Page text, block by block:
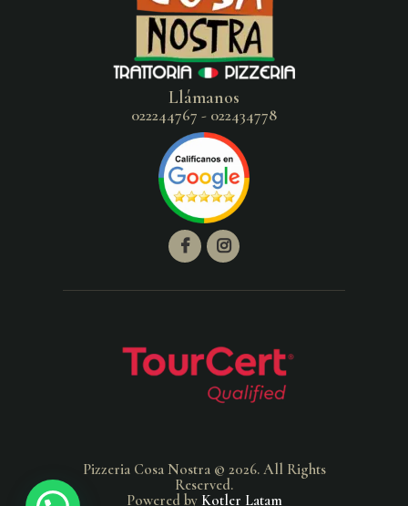
Llámanos
022244767 - 022434778
Pizzeria Cosa Nostra © 2026. All Rights
Reserved.
Powered by Kotler Latam